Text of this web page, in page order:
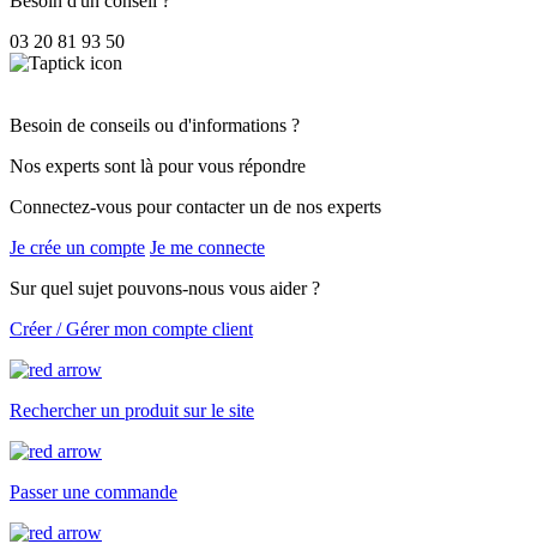
03 20 81 93 50
Besoin de conseils ou d'informations ?
Nos experts sont là pour vous répondre
Connectez-vous pour contacter un de nos experts
Je crée un compte Je me connecte
Sur quel sujet pouvons-nous vous aider ?
Créer / Gérer mon compte client
Rechercher un produit sur le site
Passer une commande